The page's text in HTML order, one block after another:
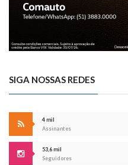
SIGA NOSSAS REDES
4 mil
Assinantes
53,6 mil
Seguidores